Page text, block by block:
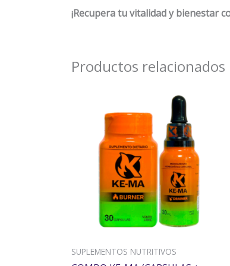
¡Recupera tu vitalidad y bienestar
Productos relacionados
SUPLEMENTOS NUTRITIVOS